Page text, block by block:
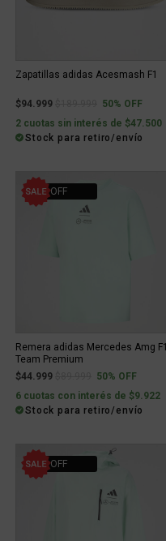
Zapatillas adidas Acesmash F1
$94.999 Price reduced from
to50% OFF
2 cuotas sin interés de $47.500
Stock para retiro/envío
50% OFF
Remera adidas Mercedes Amg F1
Team Premium
$44.999
Price reduced from
to50% OFF
6 cuotas con interés de $9.922
Stock para retiro/envío
50% OFF